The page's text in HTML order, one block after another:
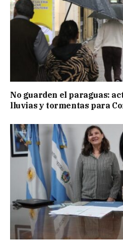
No guarden el paraguas:
lluvias y tormentas para